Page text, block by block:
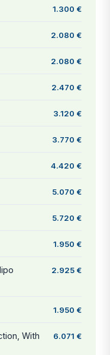
1.300 €
2.080 €
2.080 €
2.470 €
3.120 €
3.770 €
4.420 €
5.070 €
5.720 €
1.950 €
2.925 €
1.950 €
With
6.071 €